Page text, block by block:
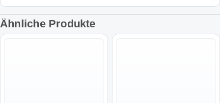
Ähnliche Produkte